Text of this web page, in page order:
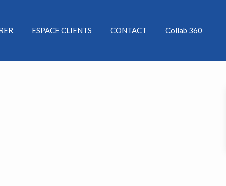
ESPACE CLIENTS CONTACT Collab 360